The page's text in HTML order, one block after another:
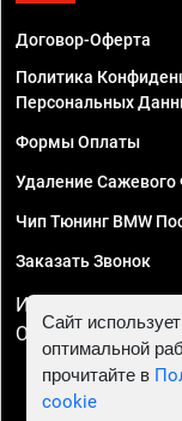
Договор-Оферта
Политика
Персональных
Формы Оплаты
Удаление Сажевого
Чип Тюнинг BMW
Заказать Звонок
ИП Смирнов
ОГРНИП
Сайт
оптимальной
прочитайте в
cookie